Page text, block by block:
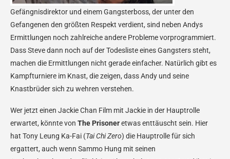
Gefängnisdirektor und einem Gangsterboss, der unter den
Gefangenen den größten Respekt verdient, sind neben Andys
Ermittlungen noch zahlreiche andere Probleme vorprogrammiert.
Dass Steve dann noch auf der Todesliste eines Gangsters steht,
machen die Ermittlungen nicht gerade einfacher. Natürlich gibt es
Kampfturniere im Knast, die zeigen, dass Andy und seine
Knastbrüder sich zu wehren verstehen.
Wer jetzt einen Jackie Chan Film mit Jackie in der Hauptrolle
erwartet, könnte von The Prisoneretwas enttäuscht sein. Hier
hat Tony Leung Ka-Fai (Tai Chi Zero) die Hauptrolle für sich
ergattert, auch wenn Sammo Hung mit seinen